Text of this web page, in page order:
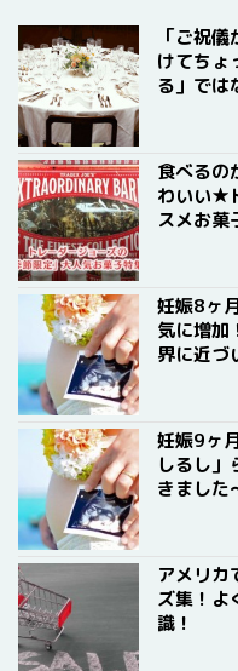
「ご祝
けてちょ
る」では
食べるの
わいい★
スメお菓
妊娠8ヶ
気に増加
界に近づ
妊娠9ヶ
しるし」
きました
アメリカ
ズ集！よ
識！